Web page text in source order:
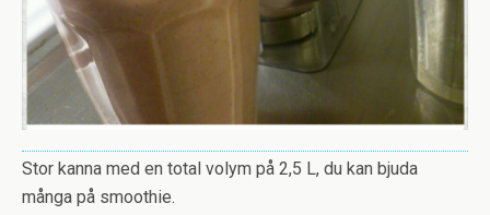
Stor kanna med en total volym på 2,5 L, du kan bjuda
många på smoothie.